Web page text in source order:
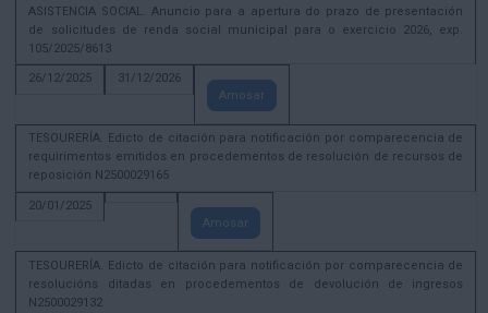
ASISTENCIA SOCIAL. Anuncio para a apertura do prazo de presentación
de solicitudes de renda social municipal para o exercicio 2026, exp.
105/2025/8613
26/12/2025
31/12/2026
Amosar
TESOURERÍA. Edicto de citación para notificación por comparecencia de
requirimentos emitidos en procedementos de resolución de recursos de
reposición N2500029165
20/01/2025
Amosar
TESOURERÍA. Edicto de citación para notificación por comparecencia de
resolucións ditadas en procedementos de devolución de ingresos
N2500029132